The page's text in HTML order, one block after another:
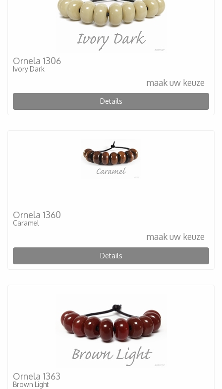
Ornela 1306
Ivory Dark
maak uw keuze
Details
Ornela 1360
Caramel
maak uw keuze
Details
Ornela 1363
Brown Light